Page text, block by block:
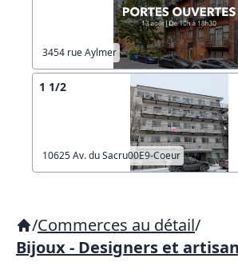
3454 rue Aylmer
1 1/2
10625 Av. du Sacru00E9-Coeur
/Commerces au détail/
Bijoux - Designers et